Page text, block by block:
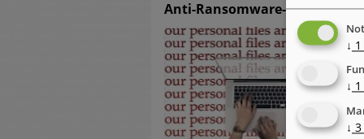
Anti-Ransomware-Tag
↓ 1
↓ 1
↓ 3